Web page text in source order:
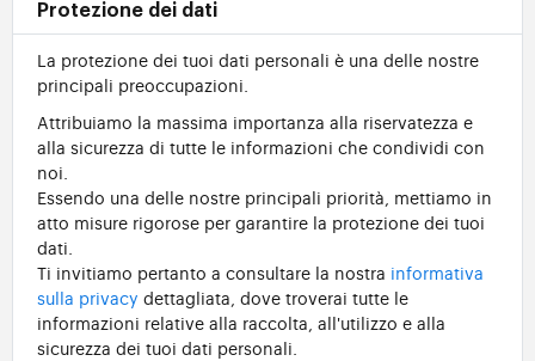
Protezione dei dati
La protezione dei tuoi dati personali è una delle nostre
principali preoccupazioni.
Attribuiamo la massima importanza alla riservatezza e
alla sicurezza di tutte le informazioni che condividi con
noi.
Essendo una delle nostre principali priorità, mettiamo in
atto misure rigorose per garantire la protezione dei tuoi
dati.
Ti invitiamo pertanto a consultare la nostra informativa
sulla privacy dettagliata, dove troverai tutte le
informazioni relative alla raccolta, all'utilizzo e alla
sicurezza dei tuoi dati personali.